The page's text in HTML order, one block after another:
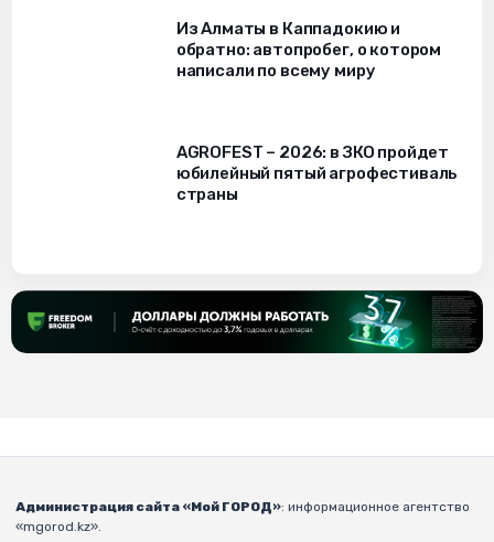
Из Алматы в Каппадокию и
обратно: автопробег, о котором
написали по всему миру
AGROFEST – 2026: в ЗКО пройдет
юбилейный пятый агрофестиваль
страны
Администрация сайта «Мой ГОРОД»: информационное агентство
«mgorod.kz».